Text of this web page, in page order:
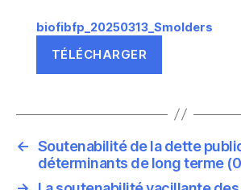
biofibfp_20250313_Smolders
TÉLÉCHARGER
← Soutenabilité de la dette
déterminants de long terme